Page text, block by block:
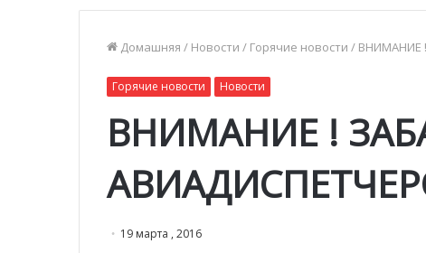
Домашняя / Новости / Горячие новости / ВНИМАНИЕ
Горячие новости Новости
ВНИМАНИЕ !
19 марта , 2016